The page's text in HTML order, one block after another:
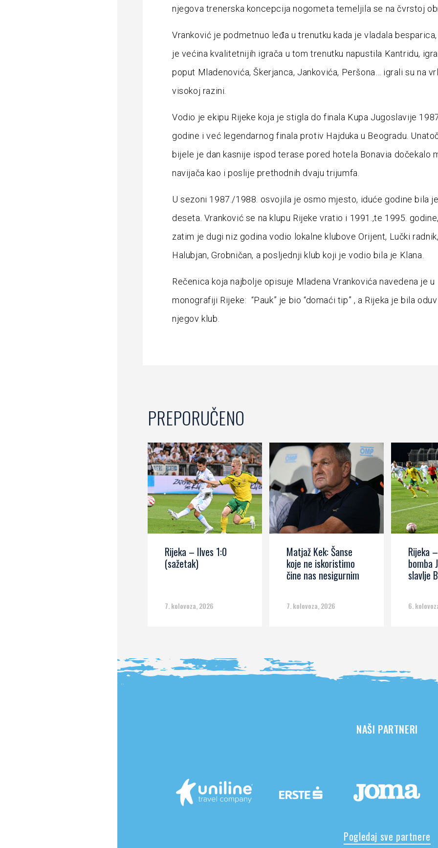
njegova trenerska koncepcija nogometa temeljila se na čvrstoj
Vranković je podmetnuo leđa u trenutku kada je vladala besparica,
je većina kvalitetnijih igrača u tom trenutku napustila Kantridu,
poput Mladenovića, Škerjanca, Jankovića, Peršona… igrali su na
visokoj razini.
Vodio je ekipu Rijeke koja je stigla do finala Kupa Jugoslavije
godine i već legendarnog finala protiv Hajduka u Beogradu.
bijele je dan kasnije ispod terase pored hotela Bonavia dočekalo
navijača kao i poslije prethodnih dvaju trijumfa.
U sezoni 1987./1988. osvojila je osmo mjesto, iduće godine bila je
deseta. Vranković se na klupu Rijeke vratio i 1991.,te 1995.
zatim je dugi niz godina vodio lokalne klubove Orijent, Lučki radnik,
Halubjan, Grobničan, a posljednji klub koji je vodio bila je Klana.
Rečenica koja najbolje opisuje Mladena Vrankovića navedena je u
monografiji Rijeke: “Pauk” je bio “domaći tip” , a Rijeka je bila
njegov klub.
PREPORUČENO
Rijeka – Ilves 1:0
(sažetak)
7. kolovoza, 2026
Matjaž Kek: Šanse
koje ne iskoristimo
čine nas nesigurnim
7. kolovoza, 2026
Rijeka
bomba
slavlje
6.
NAŠI PARTNERI
Pogledaj sve partnere